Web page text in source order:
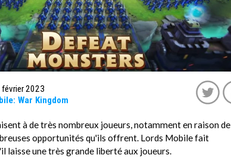
février 2023
War Kingdom
à de très nombreux joueurs, notamment en raison de
opportunités qu'ils offrent. Lords Mobile fait
laisse une très grande liberté aux joueurs.